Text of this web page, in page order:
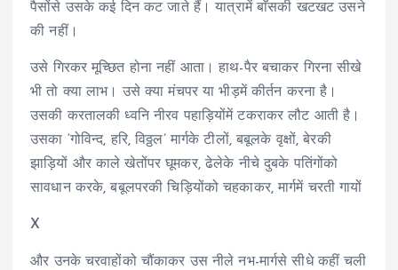
पैसोंसे उसके कई दिन कट जाते हैं। यात्रामें बाँसकी खटखट उसने
की नहीं।
उसे गिरकर मूच्छित होना नहीं आता। हाथ-पैर बचाकर गिरना सीखे
भी तो क्या लाभ। उसे क्या मंचपर या भीड़में कीर्तन करना है।
उसकी करतालकी ध्वनि नीरव पहाड़ियोंमें टकराकर लौट आती है।
उसका ‘गोविन्द, हरि, विठ्ठल’ मार्गके टीलों, बबूलके वृक्षों, बेरकी
झाड़ियों और काले खेतोंपर घूमकर, ढेलेके नीचे दुबके पतिंगोंको
सावधान करके, बबूलपरकी चिड़ियोंको चहकाकर, मार्गमें चरती गायों
X
और उनके चरवाहोंको चौंकाकर उस नीले नभ-मार्गसे सीधे कहीं चली